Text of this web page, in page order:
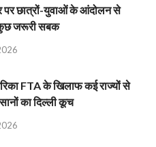
पर छात्रों-युवाओं के आंदोलन से
जरूरी सबक
FTA के खिलाफ कई राज्यों से
का दिल्ली कूच